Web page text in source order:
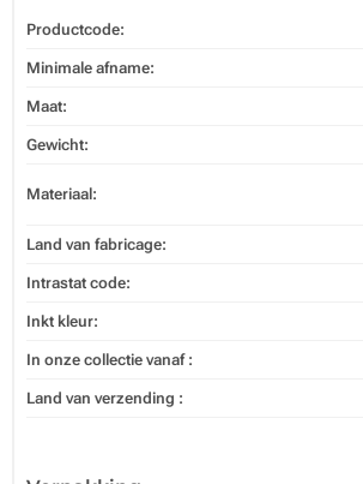
Productcode:
Minimale afname:
Maat:
Gewicht:
Materiaal:
Land van fabricage:
Intrastat code:
Inkt kleur:
In onze collectie vanaf :
Land van verzending :